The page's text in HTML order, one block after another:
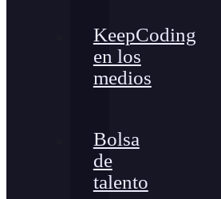
KeepCoding
en los
medios
Bolsa
de
talento